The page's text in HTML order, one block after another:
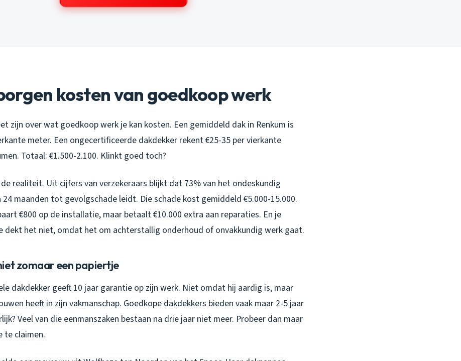
kosten van goedkoop werk
zijn over wat goedkoop werk je kan kosten. Een gemiddeld dak in Renkum is
meter. Een ongecertificeerde dakdekker rekent €25-35 per vierkante
Totaal: €1.500-2.100. Klinkt goed toch?
realiteit. Uit cijfers van verzekeraars blijkt dat 73% van het ondeskundig
24 maanden tot gevolgschade leidt. Die schade kost gemiddeld €5.000-15.000.
€800 op de installatie, maar betaalt €10.000 extra aan reparaties. En je
dekt het niet, omdat het om achterstallig onderhoud of onvakkundig werk gaat.
zomaar een papiertje
dakdekker geeft 10 jaar garantie op zijn werk. Niet omdat hij aardig is, maar
heeft in zijn vakmanschap. Goedkope dakdekkers bieden vaak maar 2-5 jaar
Veel van die eenmanszaken bestaan na drie jaar niet meer. Probeer dan maar
te claimen.